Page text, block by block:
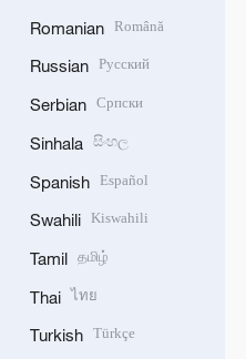
Romanian Română
Russian Русский
Serbian Српски
Sinhala සිංහල
Spanish Español
Swahili Kiswahili
Tamil தமிழ்
Thai ไทย
Turkish Türkçe